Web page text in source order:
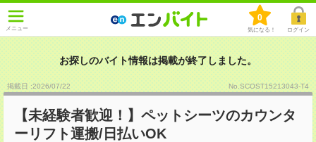
メニュー
0
気になる！ ログイン
お探しのバイト情報は掲載が終了しました。
掲載日 :2026/07/22 No.SCOST15213043-T4
【未経験者歓迎！】ペットシーツのカウンタ
ーリフト運搬/日払いOK